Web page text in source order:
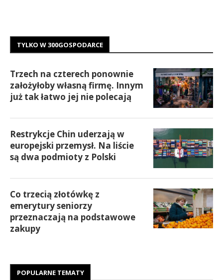
TYLKO W 300GOSPODARCE
Trzech na czterech ponownie
założyłoby własną firmę. Innym
już tak łatwo jej nie polecają
Restrykcje Chin uderzają w
europejski przemysł. Na liście
są dwa podmioty z Polski
Co trzecią złotówkę z
emerytury seniorzy
przeznaczają na podstawowe
zakupy
POPULARNE TEMATY